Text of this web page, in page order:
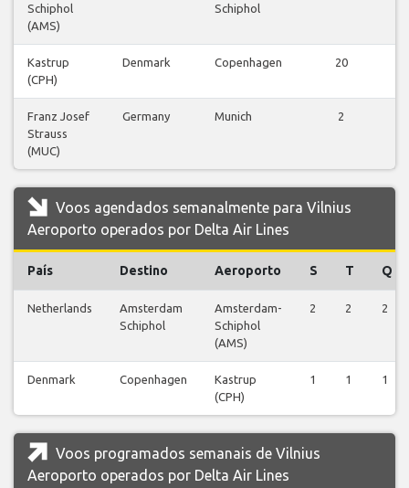
Schiphol
(AMS)
Schiphol
Kastrup
(CPH)
Denmark Copenhagen 20
Franz Josef
Strauss
(MUC)
Germany Munich 2
Voos agendados semanalmente para Vilnius
Aeroporto operados por Delta Air Lines
País Destino Aeroporto S T Q
Netherlands
Amsterdam
Schiphol
Amsterdam-
Schiphol
(AMS)
2 2 2
Denmark Copenhagen
Kastrup
(CPH)
1 1 1
Voos programados semanais de Vilnius
Aeroporto operados por Delta Air Lines